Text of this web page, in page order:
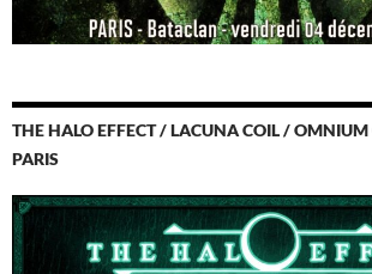
THE HALO EFFECT / LACUNA COIL /
PARIS